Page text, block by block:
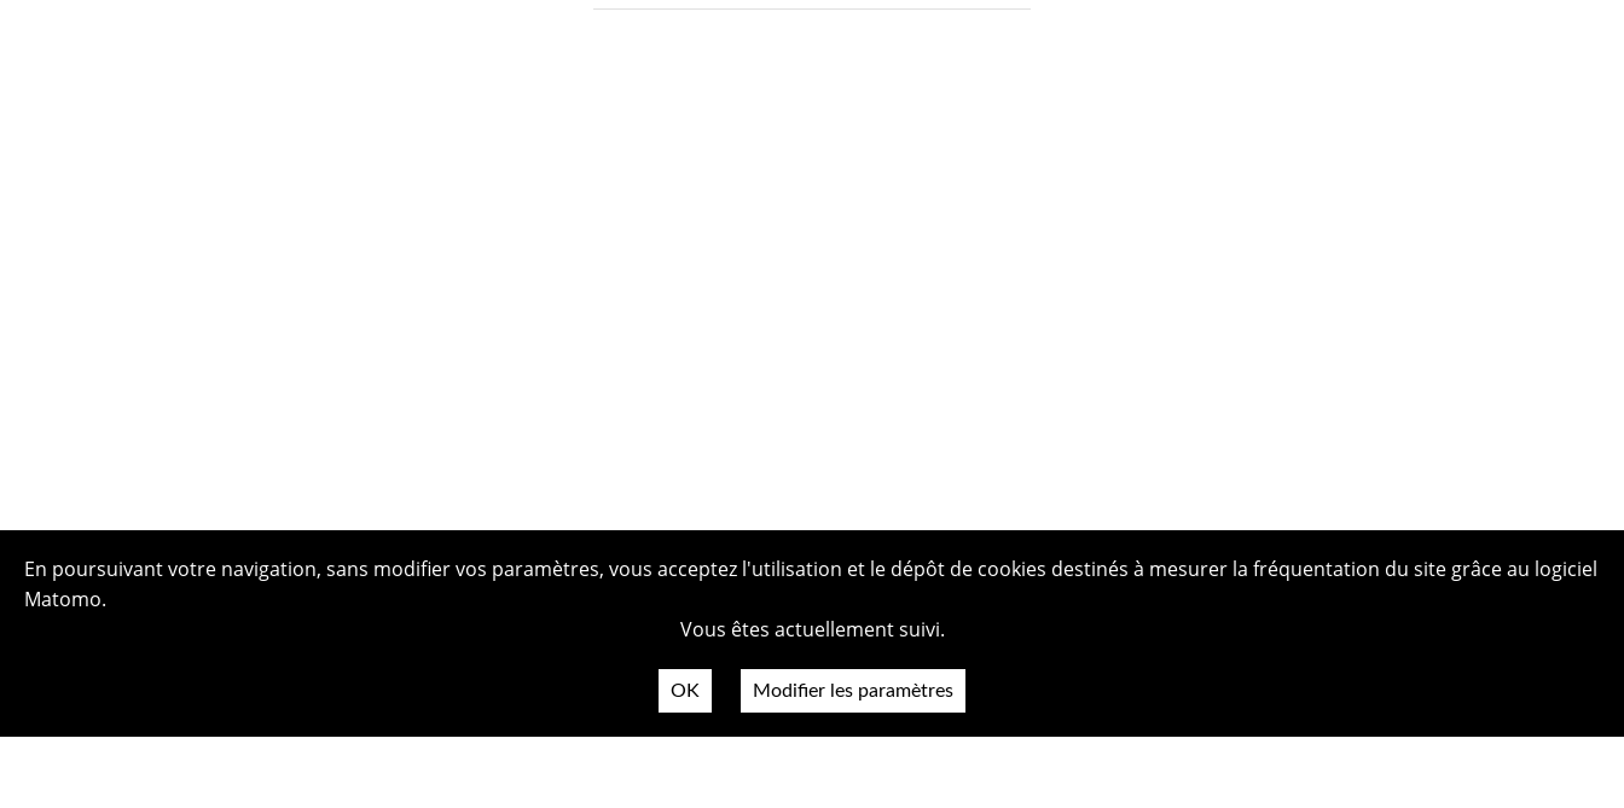
En poursuivant votre navigation, sans modifier vos paramètres, vous acceptez l'utilisation et le dépôt de cookies destinés à mesurer la fréquentation du site grâce au logiciel
Matomo.
Vous êtes actuellement suivi.
OK Modifier les paramètres